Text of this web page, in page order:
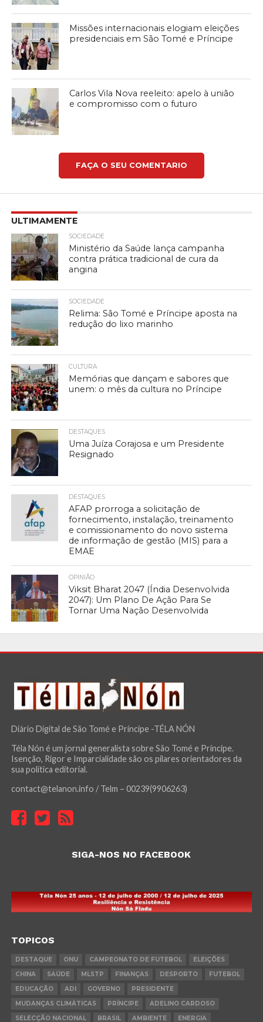
Missões internacionais elogiam eleições
presidenciais em São Tomé e Príncipe
Carlos Vila Nova reeleito: apelo à união
e compromisso com o futuro
FAÇA O SEU COMENTARIO
ULTIMAMENTE
SOCIEDADE
Ministério da Saúde lança campanha
contra prática tradicional de cura da
angina
SOCIEDADE
Relima: São Tomé e Príncipe aposta na
redução do lixo marinho
CULTURA
Memórias que dançam e sabores que
unem: o mês da cultura no Príncipe
DESTAQUES
Uma Juíza Corajosa e um Presidente
Resignado
DESTAQUES
AFAP prorroga a solicitação de
fornecimento, instalação, treinamento
e comissionamento do novo sistema
de informação de gestão (MIS) para a
EMAE
OPINIÃO
Viksit Bharat 2047 (Índia Desenvolvida
2047): Um Plano De Ação Para Se
Tornar Uma Nação Desenvolvida
Diário Digital de São Tomé e Príncipe -TÉLA NÓN
Téla Nón é um jornal generalista sobre São Tomé e Príncipe.
Isenção, Rigor e Imparcialidade são os pilares orientadores da
sua política editorial.
contact@telanon.info / Telm – 00239(9906263)
SIGA-NOS NO FACEBOOK
TOPICOS
DESTAQUE ONU CAMPEONATO DE FUTEBOL
ELEIÇÕES
CHINA
SAÚDE MLSTP FINANÇAS DESPORTO
FUTEBOL
EDUCAÇÃO
ADI GOVERNO
PRESIDENTE
MUDANÇAS CLIMÁTICAS
PRÍNCIPE
ADELINO CARDOSO
SELECÇÃO NACIONAL
BRASIL AMBIENTE ENERGIA